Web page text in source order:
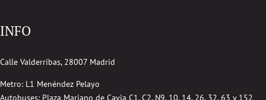
INFO
Calle Valderribas, 28007 Madrid
Metro: L1 Menéndez Pelayo
Autobuses: Plaza Mariano de Cavia C1, C2, N9, 10, 14, 26, 32, 63 y 152